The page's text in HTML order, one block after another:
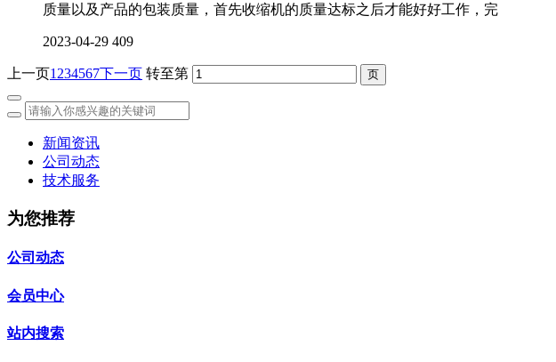
质量以及产品的包装质量，首先收缩机的质量达标之后才能好好工作，完
2023-04-29 409
上一页1 234567下一页 转至第
新闻资讯
公司动态
技术服务
为您推荐
公司动态
会员中心
站内搜索